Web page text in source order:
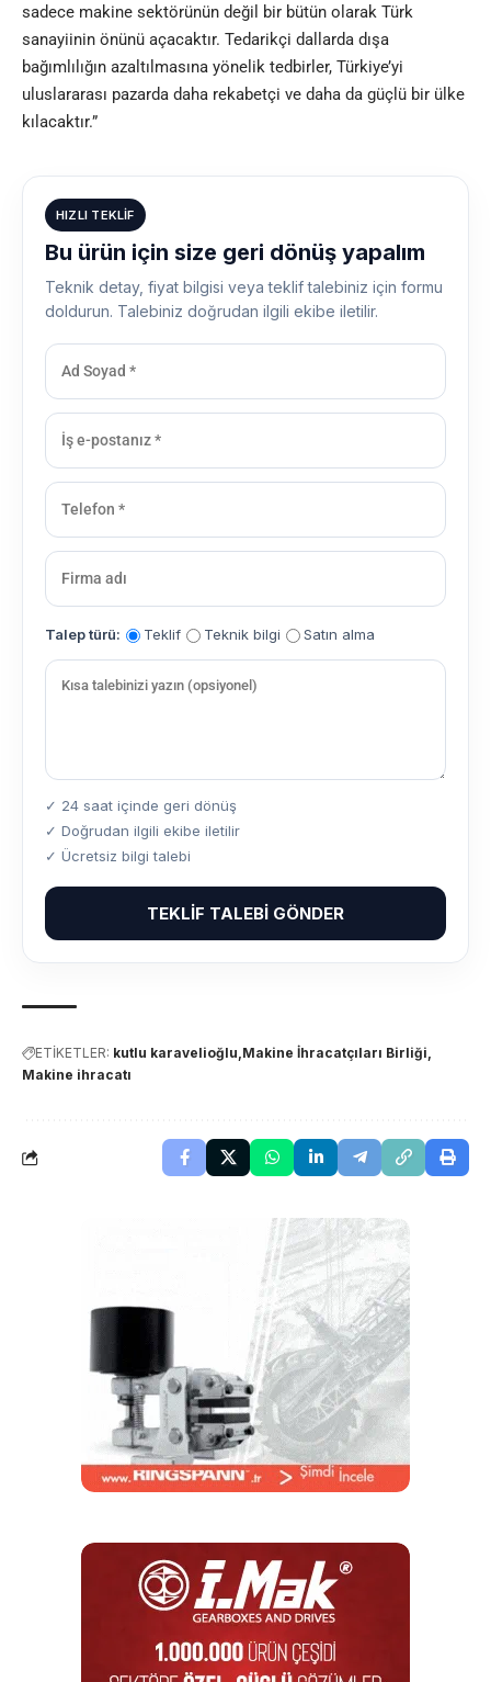
sadece makine sektörünün değil bir bütün olarak Türk
sanayiinin önünü açacaktır. Tedarikçi dallarda dışa
bağımlılığın azaltılmasına yönelik tedbirler, Türkiye’yi
uluslararası pazarda daha rekabetçi ve daha da güçlü bir ülke
kılacaktır.”
HIZLI TEKLIF
Bu ürün için size geri dönüş yapalım
Teknik detay, fiyat bilgisi veya teklif talebiniz için formu
doldurun. Talebiniz doğrudan ilgili ekibe iletilir.
Talep türü: Teklif Teknik bilgi Satın alma
✓ 24 saat içinde geri dönüş
✓ Doğrudan ilgili ekibe iletilir
✓ Ücretsiz bilgi talebi
TEKLIF TALEBI GÖNDER
ETİKETLER: kutlu karavelioğlu Makine İhracatçıları Birliği
Makine ihracatı